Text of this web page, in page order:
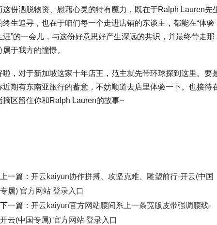
这份洒脱物资、慰藉心灵的特有魔力，既在于Ralph Lauren先
终生追寻，也在于咱们每一个走进店铺的东谈主，都能在“体验
涯”的一会儿，与这份好意思好产生深远的共识，并最终带走那
属于我方的憧憬。
啦，对于新加坡这家十年店王，范主就先带环球探到这里。要
近期有东南亚旅行的蓄意，不妨顺道去店里体验一下。也接待
摘区留住你和Ralph Lauren的故事~
上一篇： 开云kaiyun协作拼搏、攻坚克难、雕塑前行-开云(中国
专属) 官方网站 登录入口
下一篇： 开云kaiyun官方网站腰间系上一条宽版皮带强调腰线-
开云(中国专属) 官方网站 登录入口